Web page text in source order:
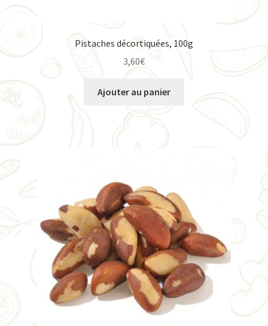
Pistaches décortiquées, 100g
3,60€
Ajouter au panier